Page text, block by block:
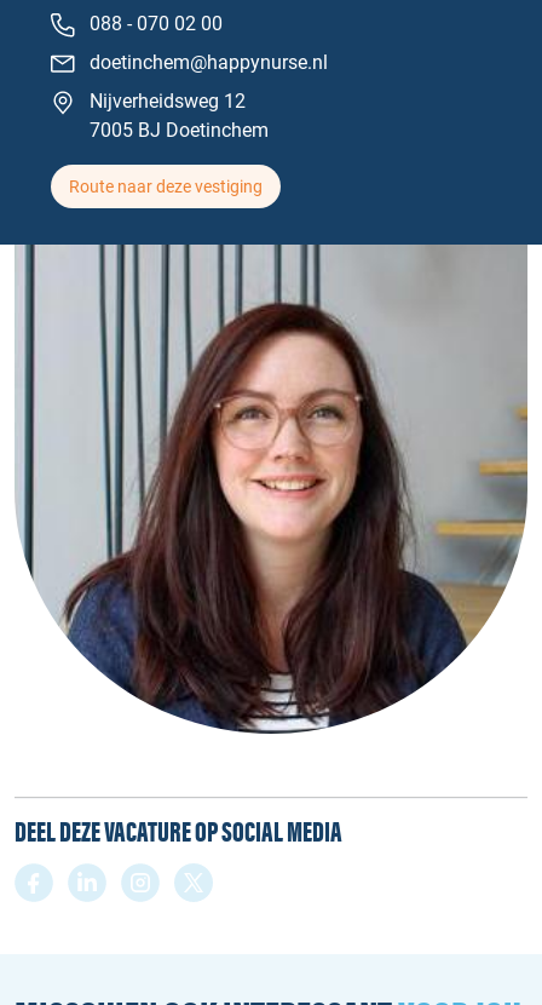
088 - 070 02 00
doetinchem@happynurse.nl
Nijverheidsweg 12
7005 BJ Doetinchem
Route naar deze vestiging
DEEL DEZE VACATURE OP SOCIAL MEDIA